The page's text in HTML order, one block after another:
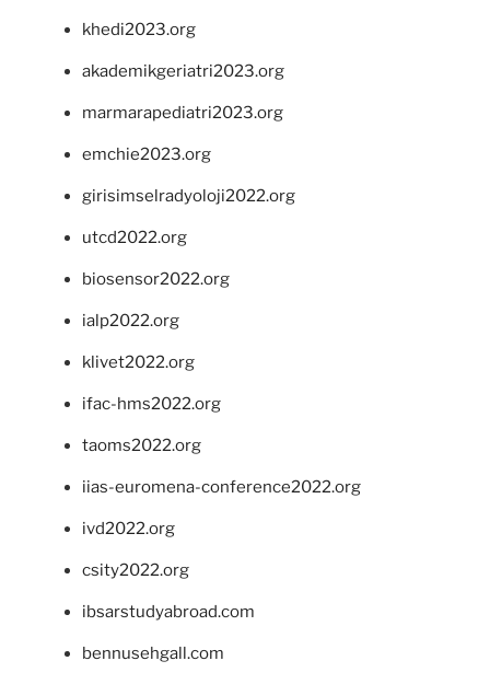
khedi2023.org
akademikgeriatri2023.org
marmarapediatri2023.org
emchie2023.org
girisimselradyoloji2022.org
utcd2022.org
biosensor2022.org
ialp2022.org
klivet2022.org
ifac-hms2022.org
taoms2022.org
iias-euromena-conference2022.org
ivd2022.org
csity2022.org
ibsarstudyabroad.com
bennusehgall.com